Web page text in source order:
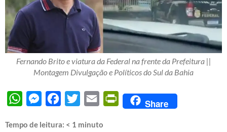
Fernando Brito e viatura da Federal na frente da Prefeitura ||
Montagem Divulgação e Políticos do Sul da Bahia
WhatsAppMessengerFacebook
Twitter Email PrintFriendly
Share
Tempo de leitura: < 1 minuto